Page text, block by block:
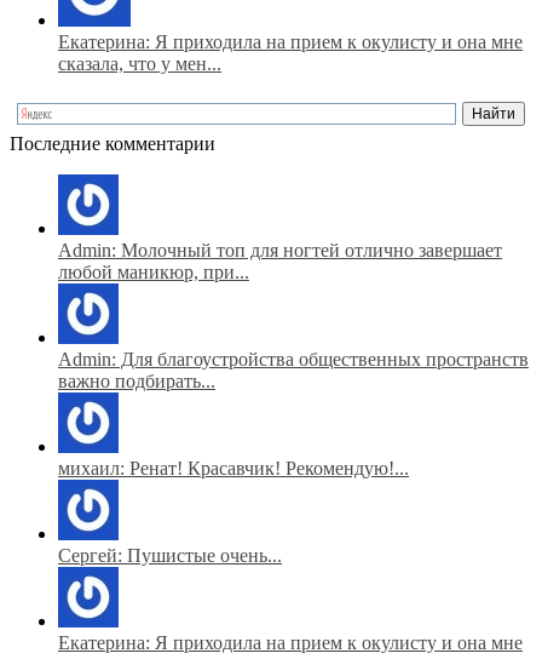
Екатерина: Я приходила на прием к окулисту и она мне
сказала, что у мен...
Последние комментарии
Admin: Молочный топ для ногтей отлично завершает
любой маникюр, при...
Admin: Для благоустройства общественных пространств
важно подбирать...
михаил: Ренат! Красавчик! Рекомендую!...
Сергей: Пушистые очень...
Екатерина: Я приходила на прием к окулисту и она мне